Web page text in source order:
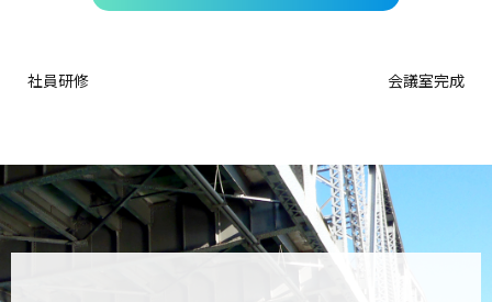
社員研修 会議室完成